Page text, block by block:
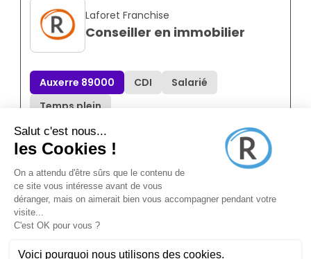
Laforet Franchise
Conseiller en immobilier
Auxerre 89000 CDI
Salarié
Temps plein
il y a 9 mois (11/11/2025)
Maxihome
Conseiller en immobilier